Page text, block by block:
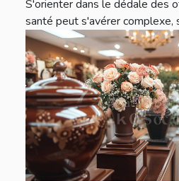
S'orienter dans le dédale des
santé peut s'avérer complexe,